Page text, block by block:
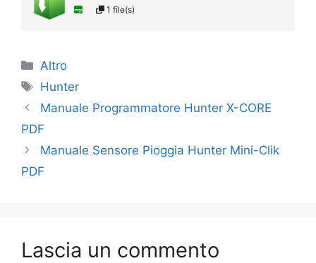
1 file(s)
Categorie
Altro
Tag
Hunter
Manuale Programmatore Hunter X-CORE
PDF
Manuale Sensore Pioggia Hunter Mini-Clik ​
PDF
Lascia un commento